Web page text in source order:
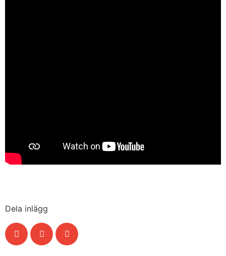
Dela inlägg